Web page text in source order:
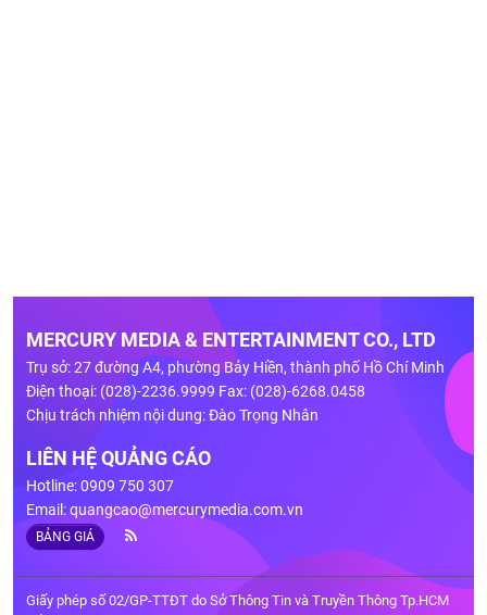
MERCURY MEDIA & ENTERTAINMENT CO., LTD
Trụ sở: 27 đường A4, phường Bảy Hiền, thành phố Hồ Chí Minh
Điện thoại: (028)-2236.9999 Fax: (028)-6268.0458
Chịu trách nhiệm nội dung: Đào Trọng Nhân
LIÊN HỆ QUẢNG CÁO
Hotline: 0909 750 307
Email:quangcao@mercurymedia.com.vn
BẢNG GIÁ
Giấy phép số 02/GP-TTĐT do Sở Thông Tin và Truyền Thông Tp.HCM